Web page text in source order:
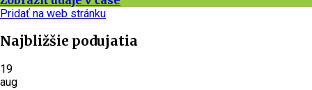
Pridať na web stránku
Najbližšie podujatia
19
aug